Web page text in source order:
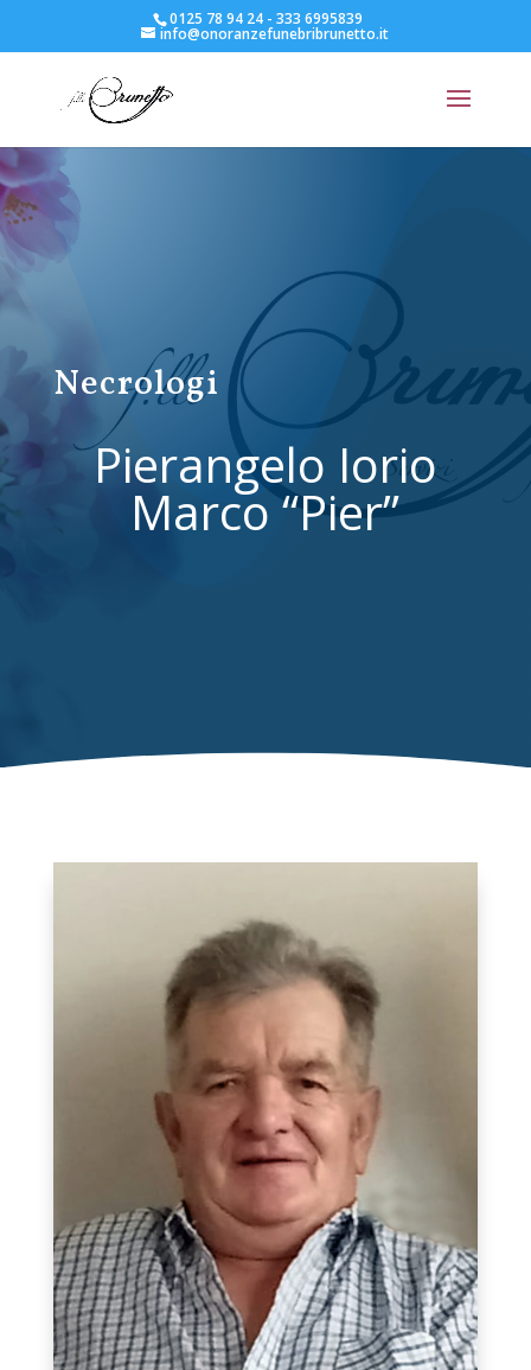
0125 78 94 24 - 333 6995839
info@onoranzefunebribrunetto.it
Necrologi
Pierangelo Iorio
Marco “Pier”